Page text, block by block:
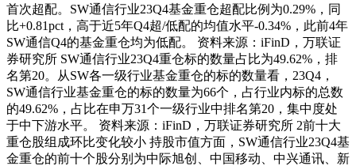
首次超配。SW通信行业23Q4基金重仓超配比例为0.29%，同
比+0.81pct，高于近5年Q4超/低配的均值水平-0.34%，此前4年
SW通信Q4的基金重仓均为低配。 资料来源：iFinD，万联证
券研究所 SW通信行业23Q4重仓标的数量占比为49.62%，排
名第20。从SW各一级行业基金重仓的标的数量看，23Q4，
SW通信行业基金重仓的标的数量为66个，占行业内标的总数
的49.62%，占比在申万31个一级行业中排名第20，集中度处
于中下游水平。 资料来源：iFinD，万联证券研究所 2前十大
重仓股组成环比变化较小 持股市值方面，SW通信行业23Q4基
金重仓的前十个股分别为中际旭创、中国移动、中兴通讯、新